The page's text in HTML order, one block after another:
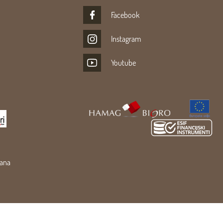
Facebook
Instagram
Youtube